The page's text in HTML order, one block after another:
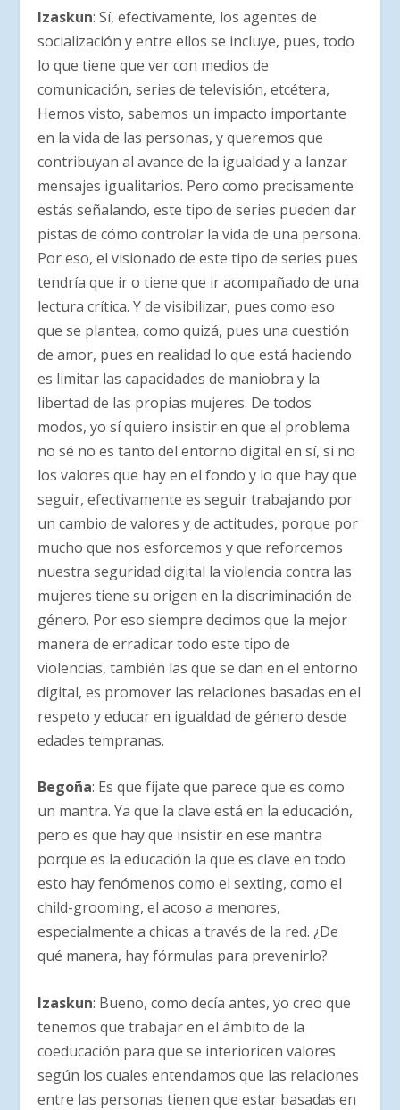
Izaskun: Sí, efectivamente, los agentes de
socialización y entre ellos se incluye, pues, todo
lo que tiene que ver con medios de
comunicación, series de televisión, etcétera,
Hemos visto, sabemos un impacto importante
en la vida de las personas, y queremos que
contribuyan al avance de la igualdad y a lanzar
mensajes igualitarios. Pero como precisamente
estás señalando, este tipo de series pueden dar
pistas de cómo controlar la vida de una persona.
Por eso, el visionado de este tipo de series pues
tendría que ir o tiene que ir acompañado de una
lectura crítica. Y de visibilizar, pues como eso
que se plantea, como quizá, pues una cuestión
de amor, pues en realidad lo que está haciendo
es limitar las capacidades de maniobra y la
libertad de las propias mujeres. De todos
modos, yo sí quiero insistir en que el problema
no sé no es tanto del entorno digital en sí, si no
los valores que hay en el fondo y lo que hay que
seguir, efectivamente es seguir trabajando por
un cambio de valores y de actitudes, porque por
mucho que nos esforcemos y que reforcemos
nuestra seguridad digital la violencia contra las
mujeres tiene su origen en la discriminación de
género. Por eso siempre decimos que la mejor
manera de erradicar todo este tipo de
violencias, también las que se dan en el entorno
digital, es promover las relaciones basadas en el
respeto y educar en igualdad de género desde
edades tempranas.
Begoña: Es que fíjate que parece que es como
un mantra. Ya que la clave está en la educación,
pero es que hay que insistir en ese mantra
porque es la educación la que es clave en todo
esto hay fenómenos como el sexting, como el
child-grooming, el acoso a menores,
especialmente a chicas a través de la red. ¿De
qué manera, hay fórmulas para prevenirlo?
Izaskun: Bueno, como decía antes, yo creo que
tenemos que trabajar en el ámbito de la
coeducación para que se interioricen valores
según los cuales entendamos que las relaciones
entre las personas tienen que estar basadas en